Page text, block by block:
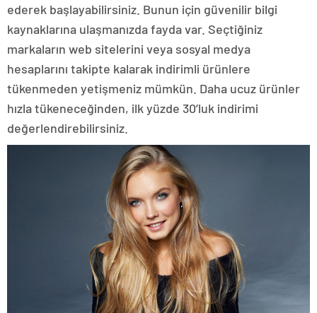
ederek başlayabilirsiniz. Bunun için güvenilir bilgi
kaynaklarına ulaşmanızda fayda var. Seçtiğiniz
markaların web sitelerini veya sosyal medya
hesaplarını takipte kalarak indirimli ürünlere
tükenmeden yetişmeniz mümkün. Daha ucuz ürünler
hızla tükeneceğinden, ilk yüzde 30’luk indirimi
değerlendirebilirsiniz.